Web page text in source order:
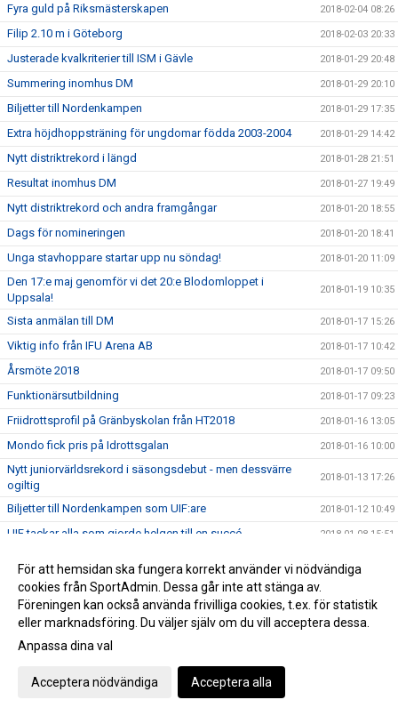
Fyra guld på Riksmästerskapen 2018-02-04 08:26
Filip 2.10 m i Göteborg 2018-02-03 20:33
Justerade kvalkriterier till ISM i Gävle 2018-01-29 20:48
Summering inomhus DM 2018-01-29 20:10
Biljetter till Nordenkampen 2018-01-29 17:35
Extra höjdhoppsträning för ungdomar födda 2003-2004 2018-01-29 14:42
Nytt distriktrekord i längd 2018-01-28 21:51
Resultat inomhus DM 2018-01-27 19:49
Nytt distriktrekord och andra framgångar 2018-01-20 18:55
Dags för nomineringen 2018-01-20 18:41
Unga stavhoppare startar upp nu söndag! 2018-01-20 11:09
Den 17:e maj genomför vi det 20:e Blodomloppet i
Uppsala!
2018-01-19 10:35
Sista anmälan till DM 2018-01-17 15:26
Viktig info från IFU Arena AB 2018-01-17 10:42
Årsmöte 2018 2018-01-17 09:50
Funktionärsutbildning 2018-01-17 09:23
Friidrottsprofil på Gränbyskolan från HT2018 2018-01-16 13:05
Mondo fick pris på Idrottsgalan 2018-01-16 10:00
Nytt juniorvärldsrekord i säsongsdebut - men dessvärre
ogiltig
2018-01-13 17:26
Biljetter till Nordenkampen som UIF:are 2018-01-12 10:49
UIF tackar alla som gjorde helgen till en succé 2018-01-08 15:51
Webbsändingen fredag
Tidsprogram till Muskelcentrum Indoor UTE! 2018-01-02 11:52
PM till Muskelcentrum Indoor Games ute!
Muskelcentrum Indoor Games
Muskelcentrum Indoor games sänds LIVE!
För att hemsidan ska fungera korrekt använder vi nödvändiga
cookies från SportAdmin. Dessa går inte att stänga av.
Föreningen kan också använda frivilliga cookies, t.ex. för statistik
eller marknadsföring. Du väljer själv om du vill acceptera dessa.
Anpassa dina val
Acceptera nödvändiga Acceptera alla